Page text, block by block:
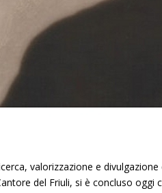
valorizzazione e
del Friuli, si è concluso